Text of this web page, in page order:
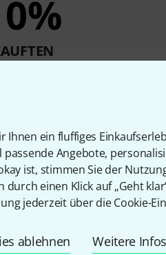
Ihnen ein fluffiges
passende Angebote,
ist, stimmen Sie der
einen Klick auf „Geht
jederzeit über die Cookie-
ablehnen Weitere Infos